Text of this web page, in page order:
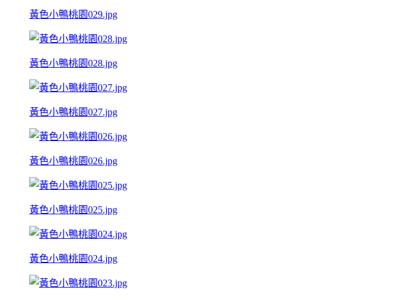
黃色小鴨桃園029.jpg
黃色小鴨桃園028.jpg
黃色小鴨桃園027.jpg
黃色小鴨桃園026.jpg
黃色小鴨桃園025.jpg
黃色小鴨桃園024.jpg